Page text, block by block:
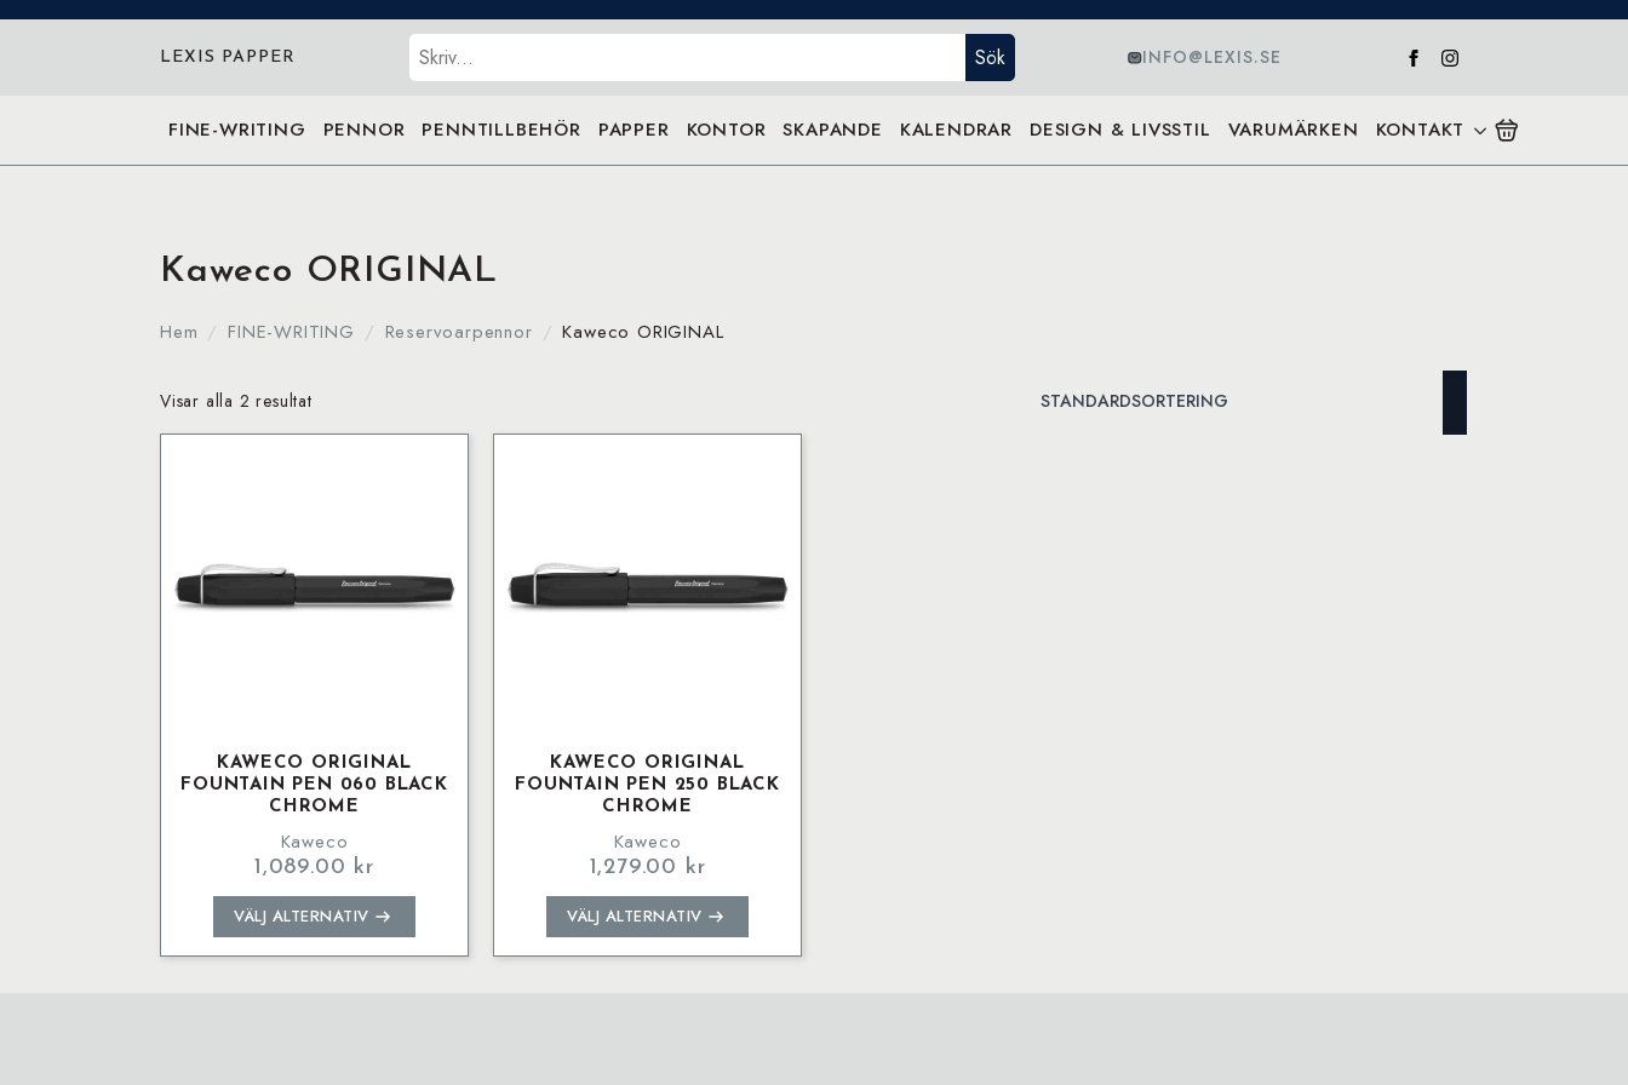
LEXIS PAPPER Sök Sök INFO@LEXIS.SE
FINE-WRITING PENNOR PENNTILLBEHÖR PAPPER KONTOR SKAPANDE KALENDRAR DESIGN & LIVSSTIL VARUMÄRKEN KONTAKT
Kaweco ORIGINAL
Hem FINE-WRITING Reservoarpennor Kaweco ORIGINAL
Visar alla 2 resultat
KAWECO ORIGINAL
FOUNTAIN PEN 060 BLACK
CHROME
Kaweco
1,089.00 kr
VÄLJ ALTERNATIV
Den
här
produkten
KAWECO ORIGINAL
FOUNTAIN PEN 250 BLACK
CHROME
Kaweco
1,279.00 kr
VÄLJ ALTERNATIV
Den
här
produkten